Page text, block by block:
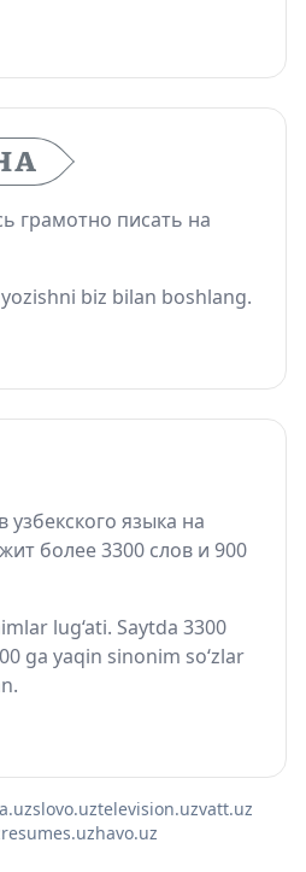
грамотно писать на
biz bilan boshlang.
языка на
более 3300 слов и 900
lug‘ati. Saytda 3300
ga yaqin sinonim so‘zlar
slovo.uztelevision.uzvatt.uz
resumes.uzhavo.uz